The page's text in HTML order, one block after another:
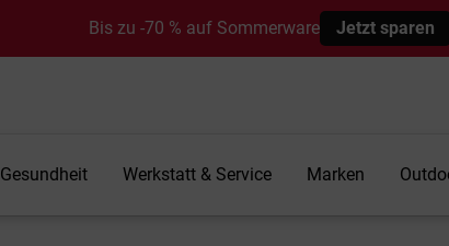
Bis zu -70 % auf Sommerware Jetzt sparen
Gesundheit Werkstatt & Service Marken